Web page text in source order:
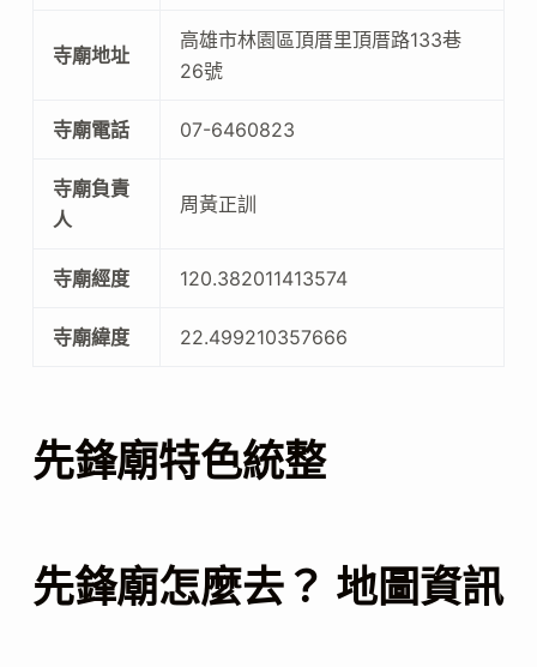
寺廟地址
高雄市林園區頂厝里頂厝路133巷
26號
寺廟電話 07-6460823
寺廟負責
人
周黃正訓
寺廟經度 120.382011413574
寺廟緯度 22.499210357666
先鋒廟特色統整
先鋒廟怎麼去？ 地圖資訊